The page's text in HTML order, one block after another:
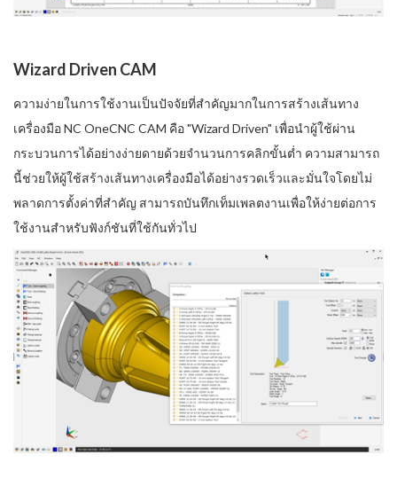
Wizard Driven CAM
ความง่ายในการใช้งานเป็นปัจจัยที่สำคัญมากในการสร้างเส้นทาง
เครื่องมือ NC OneCNC CAM คือ "Wizard Driven" เพื่อนำผู้ใช้ผ่าน
กระบวนการได้อย่างง่ายดายด้วยจำนวนการคลิกขั้นต่ำ ความสามารถ
นี้ช่วยให้ผู้ใช้สร้างเส้นทางเครื่องมือได้อย่างรวดเร็วและมั่นใจโดยไม่
พลาดการตั้งค่าที่สำคัญ สามารถบันทึกเท็มเพลตงานเพื่อให้ง่ายต่อการ
ใช้งานสำหรับฟังก์ชันที่ใช้กันทั่วไป